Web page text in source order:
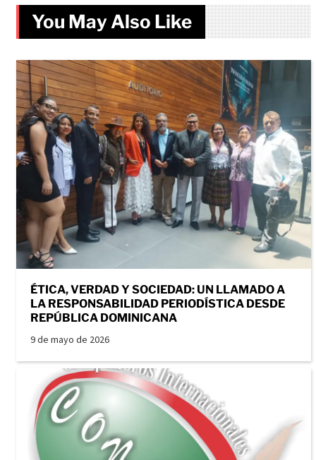
You May Also Like
ÉTICA, VERDAD Y SOCIEDAD: UN LLAMADO A
LA RESPONSABILIDAD PERIODÍSTICA DESDE
REPÚBLICA DOMINICANA
9 de mayo de 2026